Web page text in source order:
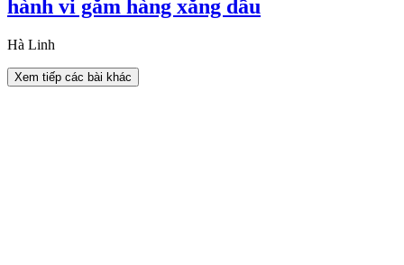
hành vi găm hàng xăng dầu
Hà Linh
Xem tiếp các bài khác